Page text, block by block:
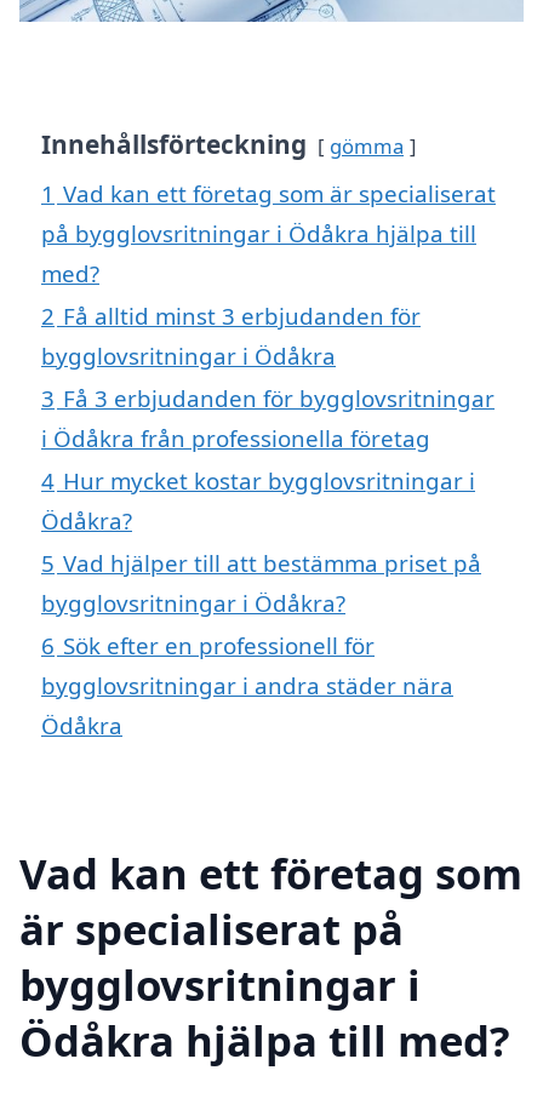
Innehållsförteckning gömma
1 Vad kan ett företag som är specialiserat
på bygglovsritningar i Ödåkra hjälpa till
med?
2 Få alltid minst 3 erbjudanden för
bygglovsritningar i Ödåkra
3 Få 3 erbjudanden för bygglovsritningar
i Ödåkra från professionella företag
4 Hur mycket kostar bygglovsritningar i
Ödåkra?
5 Vad hjälper till att bestämma priset på
bygglovsritningar i Ödåkra?
6 Sök efter en professionell för
bygglovsritningar i andra städer nära
Ödåkra
Vad kan ett företag som
är specialiserat på
bygglovsritningar i
Ödåkra hjälpa till med?